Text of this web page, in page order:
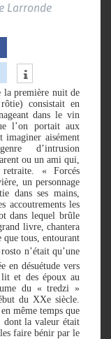
Larronde
la première nuit de
consistait en
dans le vin
l’on portait aux
imaginer aisément
d’intrusion
ou un ami qui,
« Forcés
un personnage
dans ses mains,
accoutrements les
dans lequel brûle
livre, chantera
que tous, entourant
n’était qu’une
en désuétude vers
et des époux au
du « tredzi »
du XXe siècle.
même temps que
dont la valeur était
faire bénir par le